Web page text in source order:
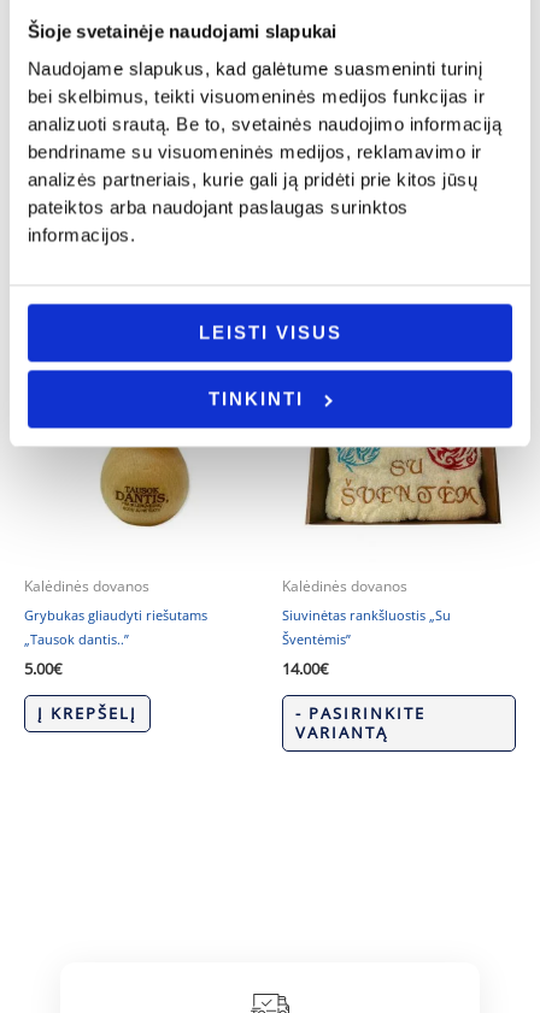
Šioje svetainėje naudojami slapukai
Naudojame slapukus, kad galėtume suasmeninti turinį
bei skelbimus, teikti visuomeninės medijos funkcijas ir
analizuoti srautą. Be to, svetainės naudojimo informaciją
bendriname su visuomeninės medijos, reklamavimo ir
analizės partneriais, kurie gali ją pridėti prie kitos jūsų
pateiktos arba naudojant paslaugas surinktos
informacijos.
LEISTI VISUS
TINKINTI
Kalėdinės dovanos
Pakabinamas kalendorius „Laimingų
namų taisyklės”
15.00€
Į KREPŠELĮ
Kalėdinės dovanos
Padėkliukas puodeliui „Ornamentai”
1.50€
Į KREPŠELĮ
Kalėdinės dovanos
Grybukas gliaudyti riešutams
„Tausok dantis..”
5.00€
Į KREPŠELĮ
Kalėdinės dovanos
Siuvinėtas rankšluostis „Su
Šventėmis”
14.00€
- PASIRINKITE
VARIANTĄ